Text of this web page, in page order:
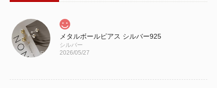
メタルボールピアス シルバー925
シルバー
2026/05/27